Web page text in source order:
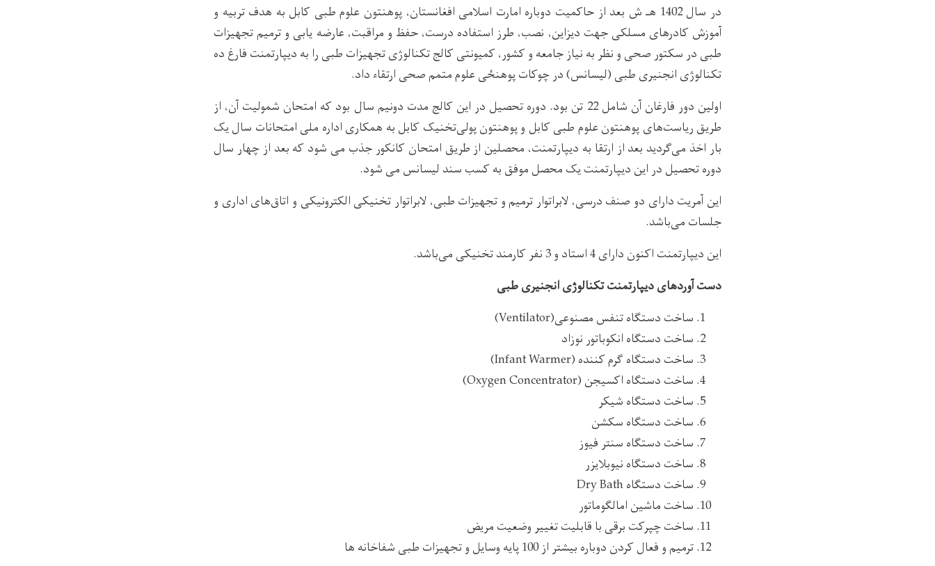
در سال 1402 هـ ش بعد از حاکمیت دوباره امارت اسلامی افغانستان، پوهنتون علوم طبی کابل به هدف تربیه و
آموزش کادرهای مسلکی جهت دیزاین، نصب، طرز استفاده درست، حفظ و مراقبت، عارضه یابی و ترمیم تجهیزات
طبی در سکتور صحی و نظر به نیاز جامعه و کشور، کمیونتی کالج تکنالوژی تجهیزات طبی را به دیپارتمنت فارغ ده
تکنالوژی انجنیری طبی (لیسانس) در چوکات پوهنځی علوم متمم صحی ارتقاء داد.
اولین دور فارغان آن شامل 22 تن بود. دوره تحصیل در این کالج مدت دونیم سال بود که امتحان شمولیت آن، از
طریق ریاست‌های پوهنتون علوم طبی کابل و پوهنتون پولی‌تخنیک کابل به همکاری اداره ملی امتحانات سال یک
بار اخذ می‌گردید بعد از ارتقا به دیپارتمنت، محصلین از طریق امتحان کانکور جذب می شود که بعد از چهار سال
دوره تحصیل در این دیپارتمنت یک محصل موفق به کسب سند لیسانس می شود.
این آمریت دارای دو صنف درسی، لابراتوار ترمیم و تجهیزات طبی، لابراتوار تخنیکی الکترونیکی و اتاق‌های اداری و
جلسات می‌باشد.
این دیپارتمنت اکنون دارای 4 استاد و 3 نفر کارمند تخنیکی می‌باشد.
دست آوردهای دیپارتمنت تکنالوژی انجنیری طبی
ساخت دستگاه تنفس مصنوعی(Ventilator)
ساخت دستگاه انکوباتور نوزاد
ساخت دستگاه گرم کننده (Infant Warmer)
ساخت دستگاه اکسیجن (Oxygen Concentrator)
ساخت دستگاه شیکر
ساخت دستگاه سکشن
ساخت دستگاه سنتر فیوز
ساخت دستگاه نیوبلایزر
ساخت دستگاه Dry Bath
ساخت ماشین امالگوماتور
ساخت چپرکت برقی با قابلیت تغییر وضعیت مریض
ترمیم و فعال کردن دوباره بیشتر از 100 پایه وسایل و تجهیزات طبی شفاخانه ها